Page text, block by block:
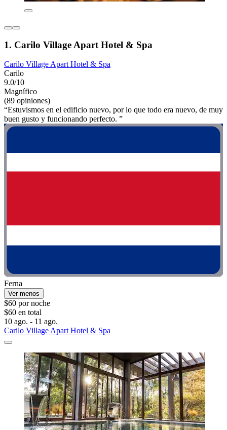
1. Carilo Village Apart Hotel & Spa
Carilo Village Apart Hotel & Spa
Carilo
9.0/10
Magnífico
(89 opiniones)
“Estuvismos en el edificio nuevo, por lo que todo era nuevo, de muy
buen gusto y funcionando perfecto. ”
Ferna
Ver menos
$60 por noche
$60 en total
10 ago. - 11 ago.
Carilo Village Apart Hotel & Spa